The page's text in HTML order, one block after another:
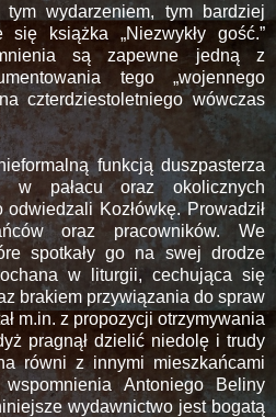
wydarzeniem, tym bardziej
książka „Niezwykły gość.”
są zapewne jedną z
tego „wojennego
czterdziestoletniego wówczas
funkcją duszpasterza
w pałacu oraz okolicznych
Kozłówkę. Prowadził
oraz pracowników. We
spotkały go na swej drodze
w liturgii, cechująca się
brakiem przywiązania do spraw
m.in. z propozycji otrzymywania
pragnął dzielić niedolę i trudy
równi z innymi mieszkańcami
Antoniego Beliny
wydawnictwo jest bogatą